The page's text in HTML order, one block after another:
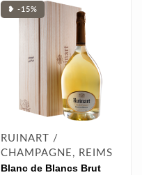
❥ -15%
RUINART /
CHAMPAGNE, REIMS
Blanc de Blancs Brut